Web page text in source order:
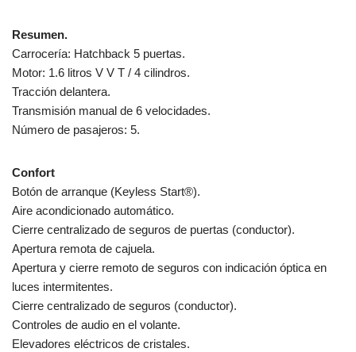
Resumen.
Carrocería: Hatchback 5 puertas.
Motor: 1.6 litros V V T / 4 cilindros.
Tracción delantera.
Transmisión manual de 6 velocidades.
Número de pasajeros: 5.
Confort
Botón de arranque (Keyless Start®).
Aire acondicionado automático.
Cierre centralizado de seguros de puertas (conductor).
Apertura remota de cajuela.
Apertura y cierre remoto de seguros con indicación óptica en
luces intermitentes.
Cierre centralizado de seguros (conductor).
Controles de audio en el volante.
Elevadores eléctricos de cristales.